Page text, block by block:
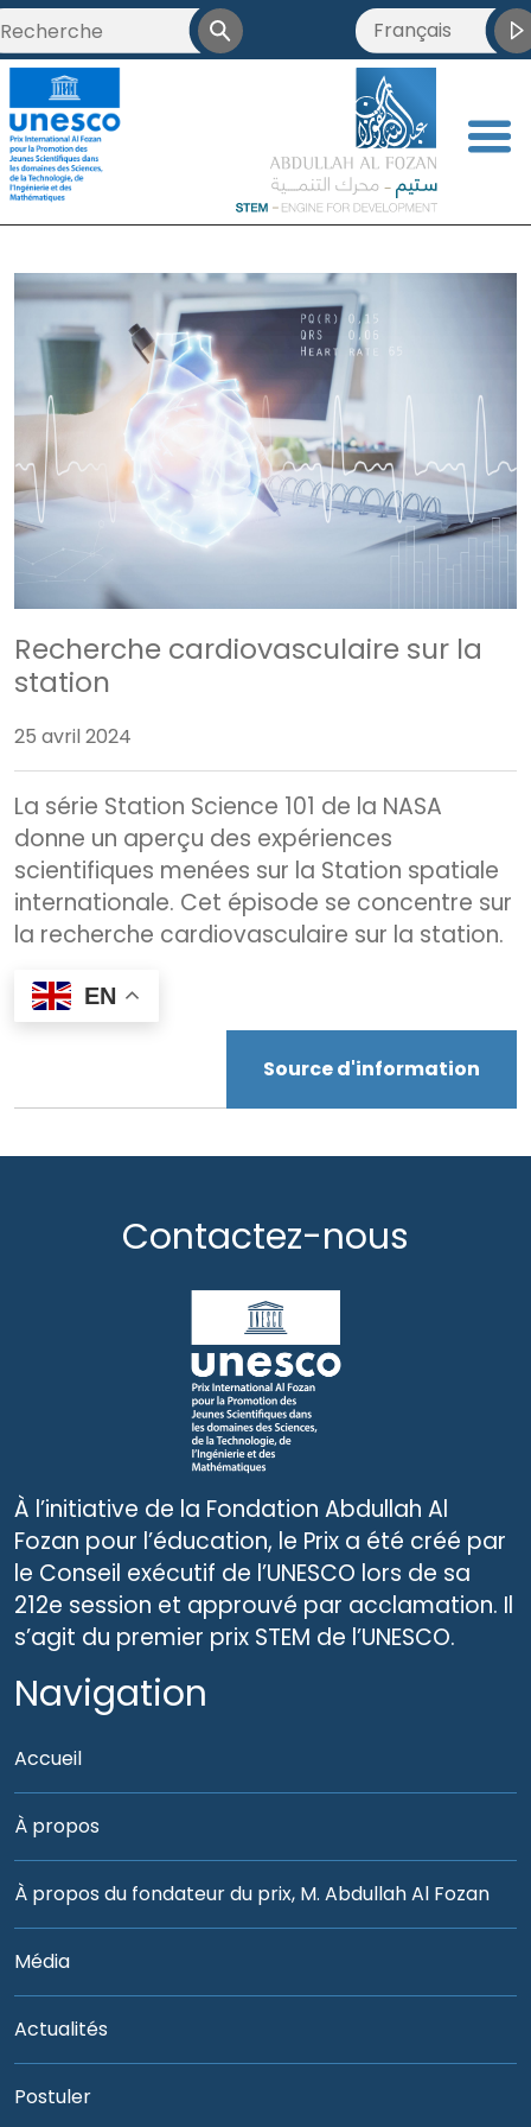
<
Français
Recherche cardiovasculaire sur la
station
25 avril 2024
La série Station Science 101 de la NASA
donne un aperçu des expériences
scientifiques menées sur la Station spatiale
internationale. Cet épisode se concentre sur
la recherche cardiovasculaire sur la station.
EN
Source d'information
Contactez-nous
À l’initiative de la Fondation Abdullah Al
Fozan pour l’éducation, le Prix a été créé par
le Conseil exécutif de l’UNESCO lors de sa
212e session et approuvé par acclamation. Il
s’agit du premier prix STEM de l’UNESCO.
Navigation
Accueil
À propos
À propos du fondateur du prix, M. Abdullah Al Fozan
Média
Actualités
Postuler